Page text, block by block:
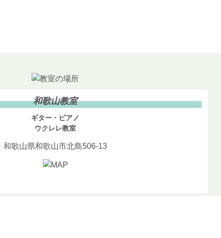
和歌山教室
ギター・ピアノ
ウクレレ教室
和歌山県和歌山市北島506-13